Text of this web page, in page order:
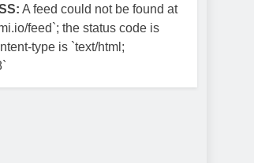
A feed could not be found at
feed`; the status code is
type is `text/html;